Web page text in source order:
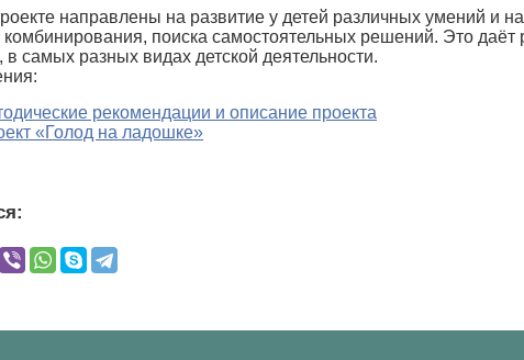
направлены на развитие у детей различных умений и
поиска самостоятельных решений. Это даёт
в самых разных видах детской деятельности.
рекомендации и описание проекта
«Голод на ладошке»